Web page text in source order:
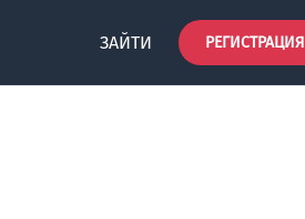
ЗАЙТИ РЕГИСТРАЦИЯ